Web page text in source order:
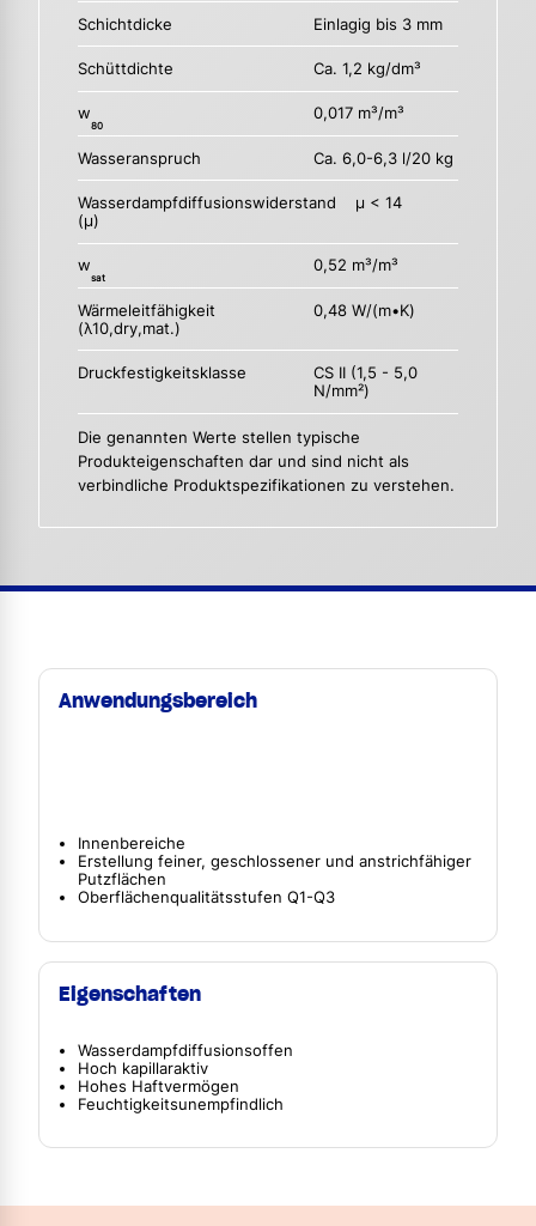
Schichtdicke Einlagig bis 3 mm
Schüttdichte Ca. 1,2 kg/dm³
w
80
0,017 m³/m³
Wasseranspruch Ca. 6,0-6,3 l/20 kg
Wasserdampfdiffusionswiderstand
(µ)
µ < 14
w
sat
0,52 m³/m³
Wärmeleitfähigkeit
(λ10,dry,mat.)
0,48 W/(m•K)
Druckfestigkeitsklasse
CS II (1,5 - 5,0
N/mm²)
Die genannten Werte stellen typische
Produkteigenschaften dar und sind nicht als
verbindliche Produktspezifikationen zu verstehen.
Anwendungsbereich
Innenbereiche
Erstellung feiner, geschlossener und anstrichfähiger
Putzflächen
Oberflächenqualitätsstufen Q1-Q3
Eigenschaften
Wasserdampfdiffusionsoffen
Hoch kapillaraktiv
Hohes Haftvermögen
Feuchtigkeitsunempfindlich